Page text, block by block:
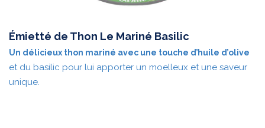
Émietté de Thon Le Mariné Basilic
Un délicieux thon mariné avec une touche d’huile d’olive
et du basilic pour lui apporter un moelleux et une saveur
unique.